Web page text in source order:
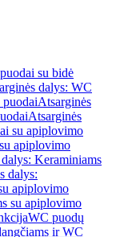
su bidė
dalys: WC
Atsarginės
Atsarginės
su apiplovimo
apiplovimo
Keraminiams
dalys:
apiplovimo
su apiplovimo
WC puodų
ir WC